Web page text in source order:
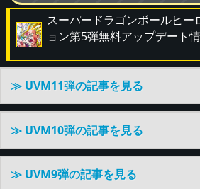
スーパードラゴンボールヒー
ョン第5弾無料アップデート
≫ UVM11弾の記事を見る
≫ UVM10弾の記事を見る
≫ UVM9弾の記事を見る